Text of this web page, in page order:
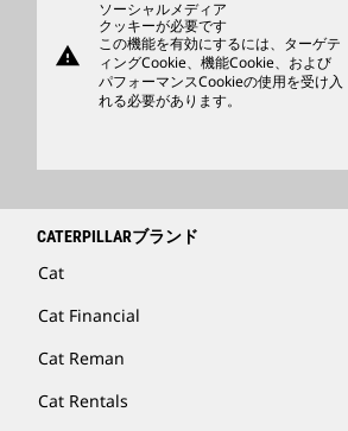
サポート
商品
ディーラを検索する
warning
ソーシャルメディア
クッキーが必要です
この機能を有効にするには、ターゲテ
ィングCookie、機能Cookie、および
パフォーマンスCookieの使用を受け入
れる必要があります。
CATERPILLARブランド
Cat
Cat Financial
Cat Reman
Cat Rentals